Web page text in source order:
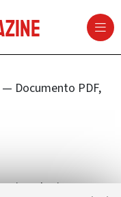
— Documento PDF,
anche-in